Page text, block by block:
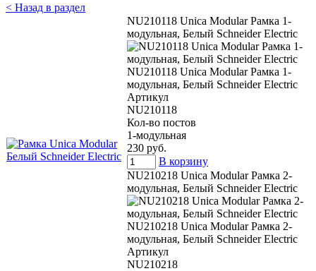
< Назад в раздел
NU210118 Unica Modular Рамка 1-
модульная, Белый Schneider Electric
NU210118 Unica Modular Рамка 1-
модульная, Белый Schneider Electric
Артикул
NU210118
Кол-во постов
1-модульная
230 руб.
В корзину
NU210218 Unica Modular Рамка 2-
модульная, Белый Schneider Electric
NU210218 Unica Modular Рамка 2-
модульная, Белый Schneider Electric
Артикул
NU210218